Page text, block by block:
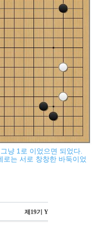
냥 1로 이었으면 되었다.
는 서로 창창한 바둑이었